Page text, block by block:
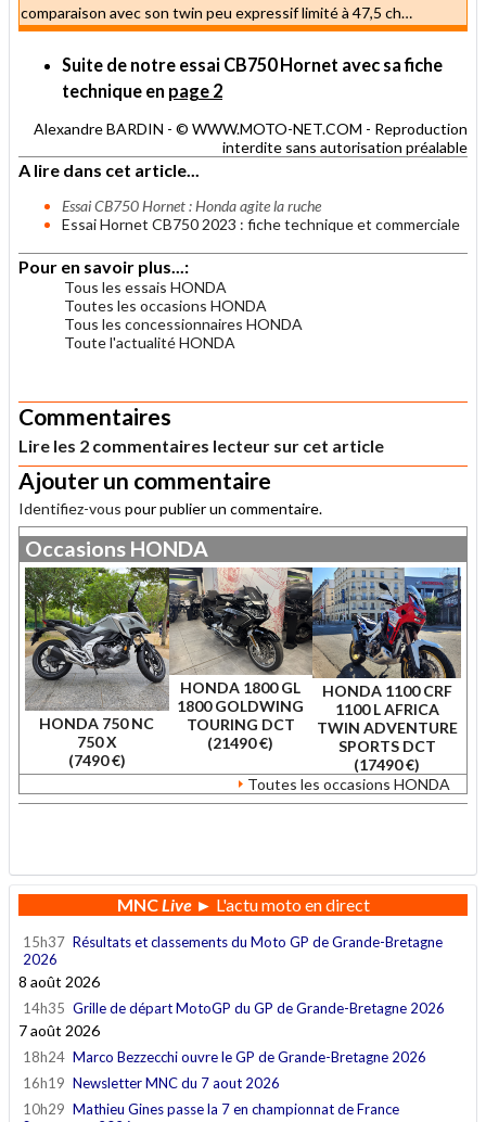
comparaison avec son twin peu expressif limité à 47,5 ch…
Suite de notre essai CB750 Hornet avec sa fiche
technique en page 2
Alexandre BARDIN - © WWW.MOTO-NET.COM - Reproduction
interdite sans autorisation préalable
A lire dans cet article...
Essai CB750 Hornet : Honda agite la ruche
Essai Hornet CB750 2023 : fiche technique et commerciale
Pour en savoir plus...:
Tous les essais HONDA
Toutes les occasions HONDA
Tous les concessionnaires HONDA
Toute l'actualité HONDA
Commentaires
Lire les 2 commentaires lecteur sur cet article
Ajouter un commentaire
Identifiez-vous pour publier un commentaire.
Occasions HONDA
HONDA 750 NC
750 X
(7490 €)
HONDA 1800 GL
1800 GOLDWING
TOURING DCT
(21490 €)
HONDA 1100 CRF
1100 L AFRICA
TWIN ADVENTURE
SPORTS DCT
(17490 €)
Toutes les occasions HONDA
MNCLive► L'actu moto en direct
15h37 Résultats et classements du Moto GP de Grande-Bretagne
2026
8 août 2026
14h35 Grille de départ MotoGP du GP de Grande-Bretagne 2026
7 août 2026
18h24 Marco Bezzecchi ouvre le GP de Grande-Bretagne 2026
16h19 Newsletter MNC du 7 aout 2026
10h29 Mathieu Gines passe la 7 en championnat de France